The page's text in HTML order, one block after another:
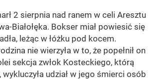
2 sierpnia nad ranem w celi Aresztu
Białołęka. Bokser miał powiesić się
leżąc w łóżku pod kocem.
nie wierzyła w to, że popełnił on
sekcja zwłok Kosteckiego, którą
wykluczyła udział w jego śmierci osób